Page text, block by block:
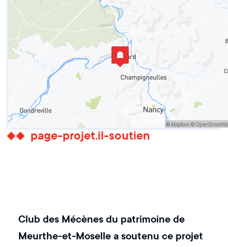
page-projet.il-soutien
Club des Mécènes du patrimoine de
Meurthe-et-Mosellea soutenu ce projet